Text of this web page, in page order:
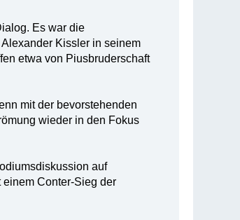
Es war die
Kissler in seinem
etwa von Piusbruderschaft
mit der bevorstehenden
wieder in den Fokus
auf
Conter-Sieg der